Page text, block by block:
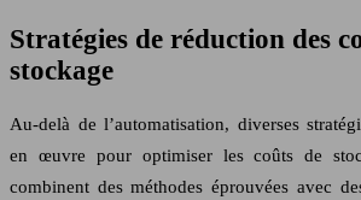
Stratégies de réduction des
stockage
Au-delà de l’automatisation, diverses
en œuvre pour optimiser les coûts de
combinent des méthodes éprouvées avec